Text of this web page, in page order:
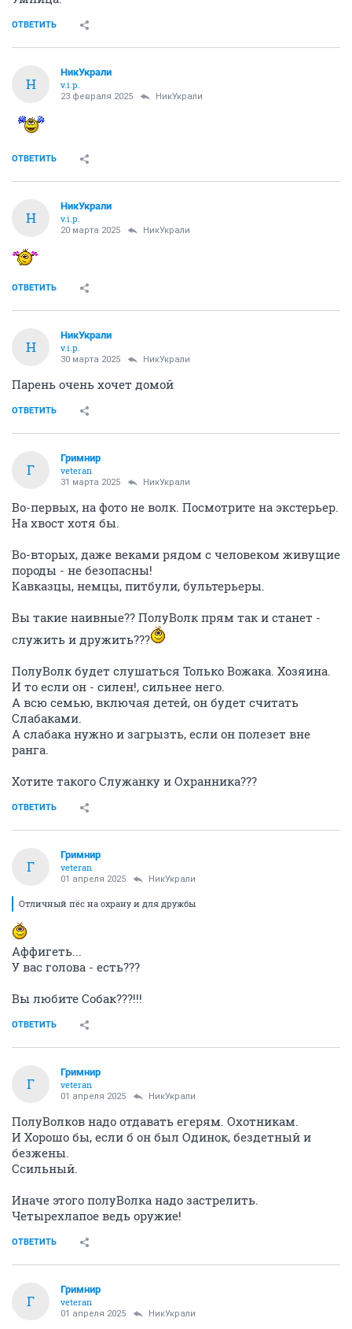
ОТВЕТИТЬ
Н
НикУкрали
v.i.p.
23 февраля 2025 НикУкрали
ОТВЕТИТЬ
Н
НикУкрали
v.i.p.
20 марта 2025 НикУкрали
ОТВЕТИТЬ
Н
НикУкрали
v.i.p.
30 марта 2025 НикУкрали
Парень очень хочет домой
ОТВЕТИТЬ
Г
Гримнир
veteran
31 марта 2025 НикУкрали
Во-первых, на фото не волк. Посмотрите на экстерьер.
На хвост хотя бы.
Во-вторых, даже веками рядом с человеком живущие
породы - не безопасны!
Кавказцы, немцы, питбули, бультерьеры.
Вы такие наивные?? ПолуВолк прям так и станет -
служить и дружить???
ПолуВолк будет слушаться Только Вожака. Хозяина.
И то если он - силен!, сильнее него.
А всю семью, включая детей, он будет считать
Слабаками.
А слабака нужно и загрызть, если он полезет вне
ранга.
Хотите такого Служанку и Охранника???
ОТВЕТИТЬ
Г
Гримнир
veteran
01 апреля 2025 НикУкрали
Отличный пёс на охрану и для дружбы
Аффигеть...
У вас голова - есть???
Вы любите Собак???!!!
ОТВЕТИТЬ
Г
Гримнир
veteran
01 апреля 2025 НикУкрали
ПолуВолков надо отдавать егерям. Охотникам.
И Хорошо бы, если б он был Одинок, бездетный и
безжены.
Ссильный.
Иначе этого полуВолка надо застрелить.
Четырехлапое ведь оружие!
ОТВЕТИТЬ
Г
Гримнир
veteran
01 апреля 2025 НикУкрали